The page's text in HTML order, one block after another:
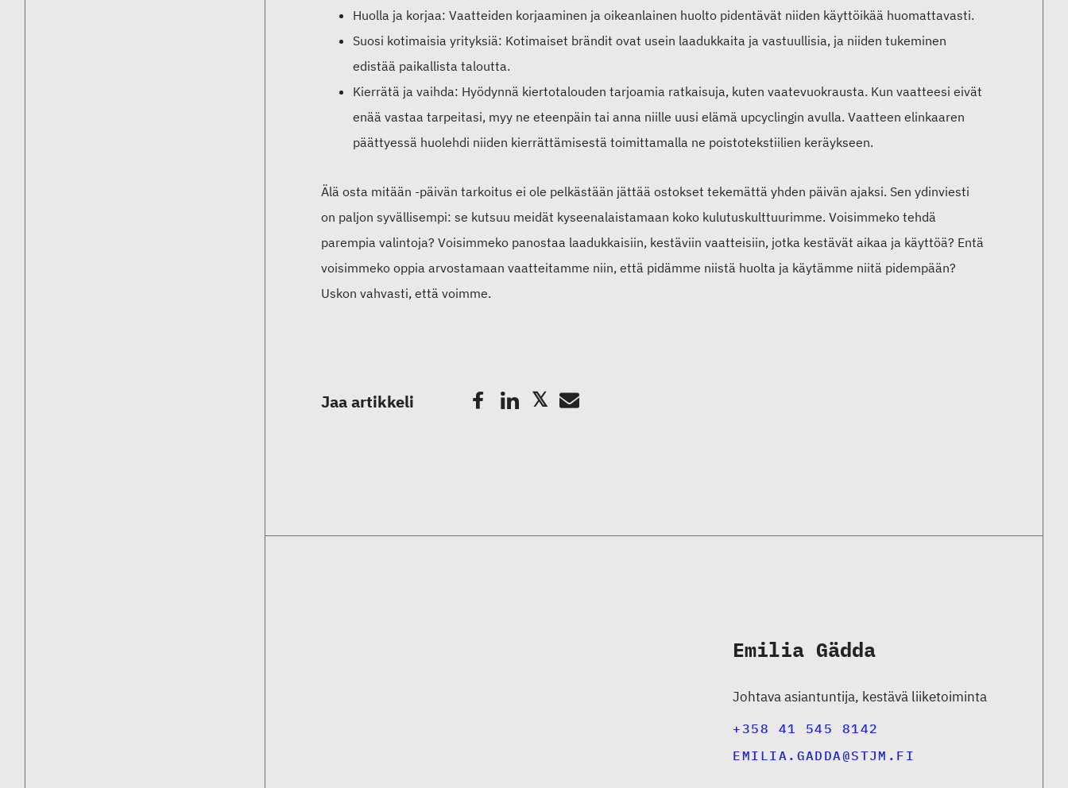
Huolla ja korjaa: Vaatteiden korjaaminen ja oikeanlainen huolto pidentävät niiden käyttöikää huomattavasti.
Suosi kotimaisia yrityksiä: Kotimaiset brändit ovat usein laadukkaita ja vastuullisia, ja niiden tukeminen
edistää paikallista taloutta.
Kierrätä ja vaihda: Hyödynnä kiertotalouden tarjoamia ratkaisuja, kuten vaatevuokrausta. Kun vaatteesi eivät
enää vastaa tarpeitasi, myy ne eteenpäin tai anna niille uusi elämä upcyclingin avulla. Vaatteen elinkaaren
päättyessä huolehdi niiden kierrättämisestä toimittamalla ne poistotekstiilien keräykseen.
Älä osta mitään -päivän tarkoitus ei ole pelkästään jättää ostokset tekemättä yhden päivän ajaksi. Sen ydinviesti
on paljon syvällisempi: se kutsuu meidät kyseenalaistamaan koko kulutuskulttuurimme. Voisimmeko tehdä
parempia valintoja? Voisimmeko panostaa laadukkaisiin, kestäviin vaatteisiin, jotka kestävät aikaa ja käyttöä? Entä
voisimmeko oppia arvostamaan vaatteitamme niin, että pidämme niistä huolta ja käytämme niitä pidempään?
Uskon vahvasti, että voimme.
Jaa artikkeli
Emilia Gädda
Johtava asiantuntija, kestävä liiketoiminta
+358 41 545 8142
EMILIA.GADDA@STJM.FI